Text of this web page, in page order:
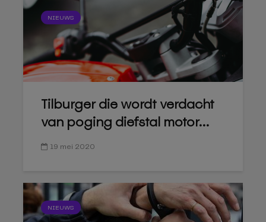
NIEUWS
Tilburger die wordt verdacht
van poging diefstal motor...
19 mei 2020
NIEUWS